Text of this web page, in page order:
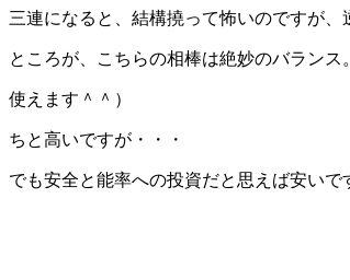
三連になると、結構撓って怖いのですが
ところが、こちらの相棒は絶妙のバランス。
使えます＾＾）
ちと高いですが・・・
でも安全と能率への投資だと思えば安いで